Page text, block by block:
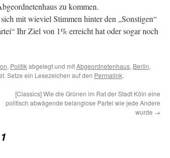
zu kommen.
mit wieviel Stimmen hinter den „Sonstigen“
Ihr Ziel von 1% erreicht hat oder sogar noch
, Politikabgelegt und mitAbgeordnetenhaus, Berlin,
Setze ein Lesezeichen auf den Permalink.
[Classics] Wie die Grünen im Rat der Stadt Köln eine
politisch abwägende belanglose Partei wie jede Andere
wurde →